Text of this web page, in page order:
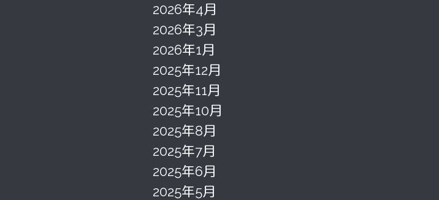
2026年4月
2026年3月
2026年1月
2025年12月
2025年11月
2025年10月
2025年8月
2025年7月
2025年6月
2025年5月